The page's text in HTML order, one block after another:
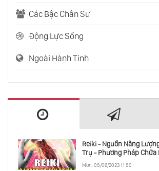
Các Bậc Chân Sư
Động Lực Sống
Ngoài Hành Tinh
Reiki - Nguồn Năng
Trụ - Phương Pháp Chữa
Mon, 05/06/2023 11:50